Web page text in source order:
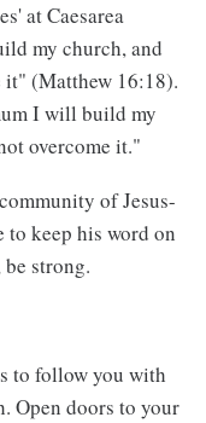
at Caesarea
my church, and
it" (Matthew 16:18).
I will build my
overcome it."
of Jesus-
to keep his word on
strong.
to follow you with
Open doors to your